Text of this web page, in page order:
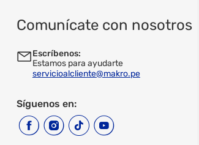
Comunícate con nosotros
Escríbenos:
Estamos para ayudarte
servicioalcliente@makro.pe
Síguenos en: